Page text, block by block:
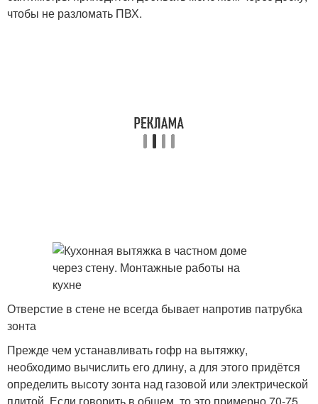
чтобы не разломать ПВХ.
Отверстие в стене не всегда бывает напротив патрубка
зонта
Прежде чем устанавливать гофр на вытяжку,
необходимо вычислить его длину, а для этого придётся
определить высоту зонта над газовой или электрической